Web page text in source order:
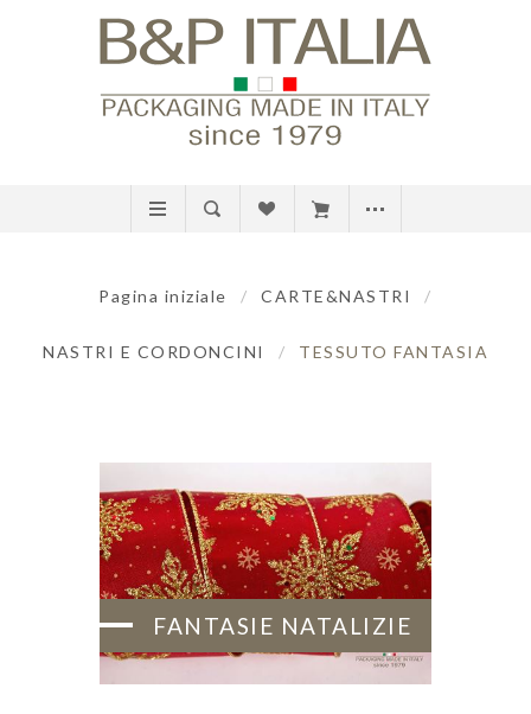
Pagina iniziale / CARTE&NASTRI /
NASTRI E CORDONCINI / TESSUTO FANTASIA
FANTASIE NATALIZIE